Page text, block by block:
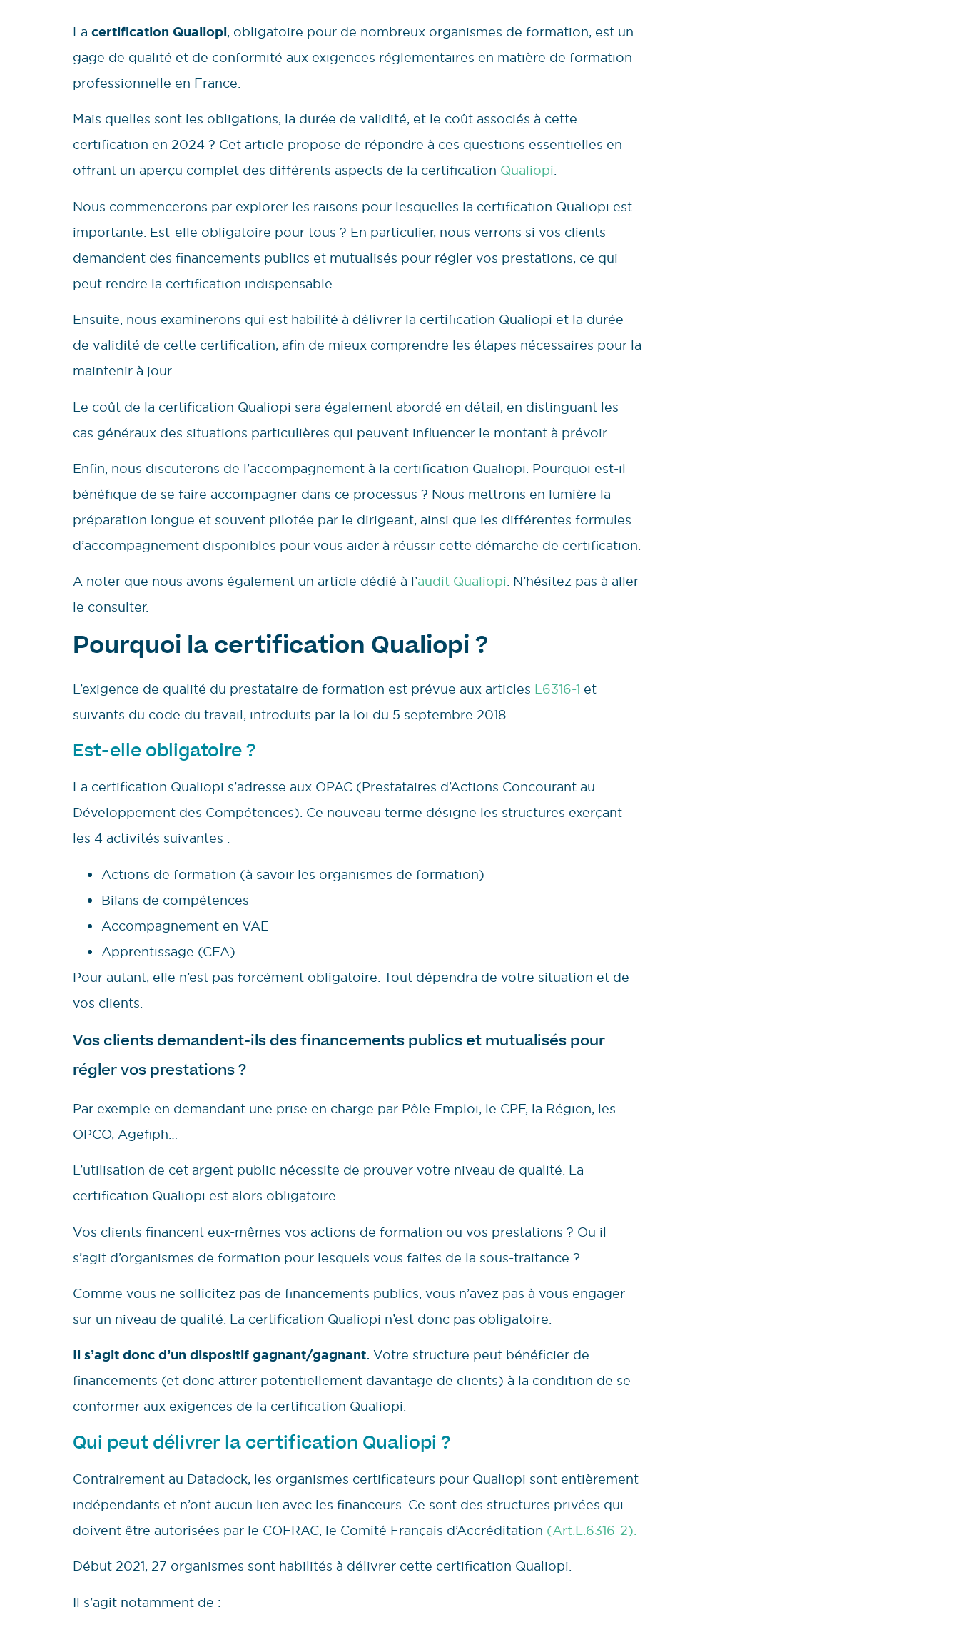
La certification Qualiopi, obligatoire pour de nombreux organismes de formation, est un
gage de qualité et de conformité aux exigences réglementaires en matière de formation
professionnelle en France.
Mais quelles sont les obligations, la durée de validité, et le coût associés à cette
certification en 2024 ? Cet article propose de répondre à ces questions essentielles en
offrant un aperçu complet des différents aspects de la certification Qualiopi.
Nous commencerons par explorer les raisons pour lesquelles la certification Qualiopi est
importante. Est-elle obligatoire pour tous ? En particulier, nous verrons si vos clients
demandent des financements publics et mutualisés pour régler vos prestations, ce qui
peut rendre la certification indispensable.
Ensuite, nous examinerons qui est habilité à délivrer la certification Qualiopi et la durée
de validité de cette certification, afin de mieux comprendre les étapes nécessaires pour la
maintenir à jour.
Le coût de la certification Qualiopi sera également abordé en détail, en distinguant les
cas généraux des situations particulières qui peuvent influencer le montant à prévoir.
Enfin, nous discuterons de l’accompagnement à la certification Qualiopi. Pourquoi est-il
bénéfique de se faire accompagner dans ce processus ? Nous mettrons en lumière la
préparation longue et souvent pilotée par le dirigeant, ainsi que les différentes formules
d’accompagnement disponibles pour vous aider à réussir cette démarche de certification.
A noter que nous avons également un article dédié à l’audit Qualiopi. N’hésitez pas à aller
le consulter.
Pourquoi la certification Qualiopi ?
L’exigence de qualité du prestataire de formation est prévue aux articles L6316-1 et
suivants du code du travail, introduits par la loi du 5 septembre 2018.
Est-elle obligatoire ?
La certification Qualiopi s’adresse aux OPAC (Prestataires d’Actions Concourant au
Développement des Compétences). Ce nouveau terme désigne les structures exerçant
les 4 activités suivantes :
Actions de formation (à savoir les organismes de formation)
Bilans de compétences
Accompagnement en VAE
Apprentissage (CFA)
Pour autant, elle n’est pas forcément obligatoire. Tout dépendra de votre situation et de
vos clients.
Vos clients demandent-ils des financements publics et mutualisés pour
régler vos prestations ?
Par exemple en demandant une prise en charge par Pôle Emploi, le CPF, la Région, les
OPCO, Agefiph…
L’utilisation de cet argent public nécessite de prouver votre niveau de qualité. La
certification Qualiopi est alors obligatoire.
Vos clients financent eux-mêmes vos actions de formation ou vos prestations ? Ou il
s’agit d’organismes de formation pour lesquels vous faites de la sous-traitance ?
Comme vous ne sollicitez pas de financements publics, vous n’avez pas à vous engager
sur un niveau de qualité. La certification Qualiopi n’est donc pas obligatoire.
Il s’agit donc d’un dispositif gagnant/gagnant. Votre structure peut bénéficier de
financements (et donc attirer potentiellement davantage de clients) à la condition de se
conformer aux exigences de la certification Qualiopi.
Qui peut délivrer la certification Qualiopi ?
Contrairement au Datadock, les organismes certificateurs pour Qualiopi sont entièrement
indépendants et n’ont aucun lien avec les financeurs. Ce sont des structures privées qui
doivent être autorisées par le COFRAC, le Comité Français d’Accréditation (Art.L.6316-2).
Début 2021, 27 organismes sont habilités à délivrer cette certification Qualiopi.
Il s’agit notamment de :